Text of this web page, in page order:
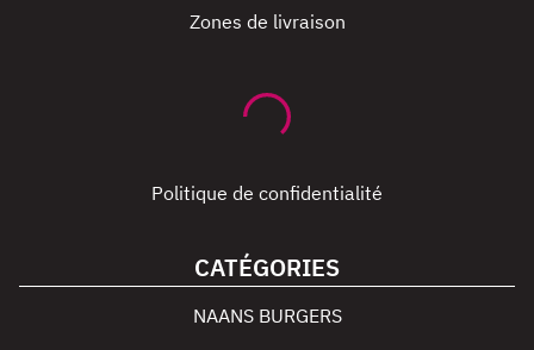
Zones de livraison
Politique de confidentialité
CATÉGORIES
NAANS BURGERS